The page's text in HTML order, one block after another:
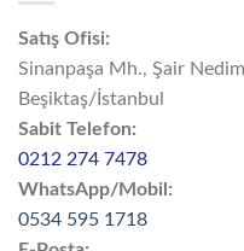
Satış Ofisi:
Sinanpaşa Mh., Şair
Beşiktaş/İstanbul
Sabit Telefon:
0212 274 7478
WhatsApp/Mobil:
0534 595 1718